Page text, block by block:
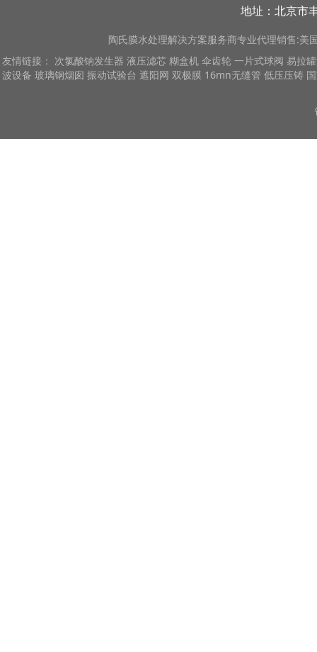
地址：北京市
陶氏膜水处理解决方案服务商专业代理销售:美
友情链接： 次氯酸钠发生器 液压滤芯 糊盒机 伞齿轮 一片式球阀 易拉
波设备 玻璃钢烟囱 振动试验台 遮阳网 双极膜 16mn无缝管 低压压铸